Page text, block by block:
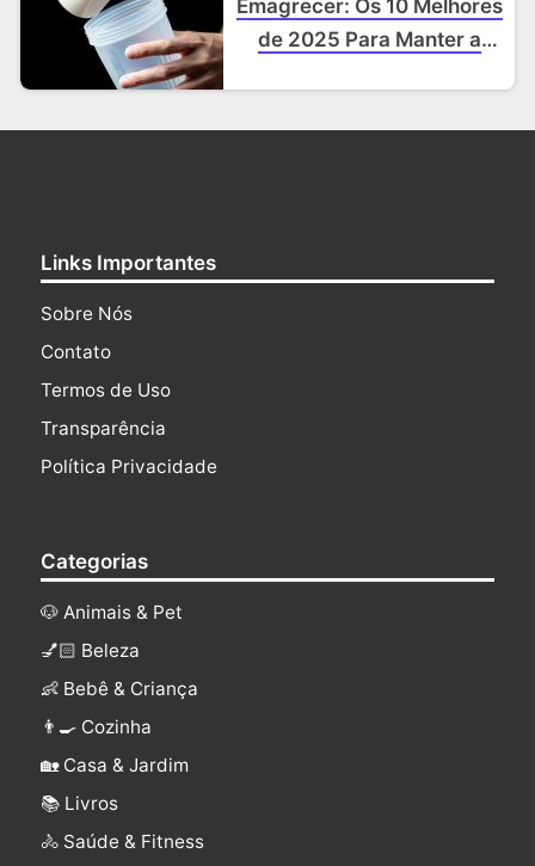
Emagrecer: Os 10 Melhores
de 2025 Para Manter a
Links Importantes
Sobre Nós
Contato
Termos de Uso
Transparência
Política Privacidade
Categorias
🐶 Animais & Pet
💅🏻 Beleza
👶 Bebê & Criança
👨‍🍳 Cozinha
🏡 Casa & Jardim
📚 Livros
🚴 Saúde & Fitness